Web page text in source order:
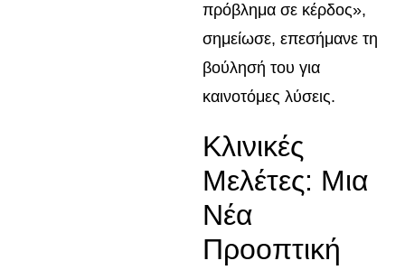
πρόβλημα σε κέρδος»,
σημείωσε, επεσήμανε τη
βούλησή του για
καινοτόμες λύσεις.
Κλινικές
Μελέτες: Μια
Νέα
Προοπτική